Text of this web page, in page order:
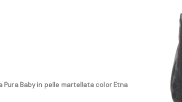
Pura Baby in pelle martellata color Etna